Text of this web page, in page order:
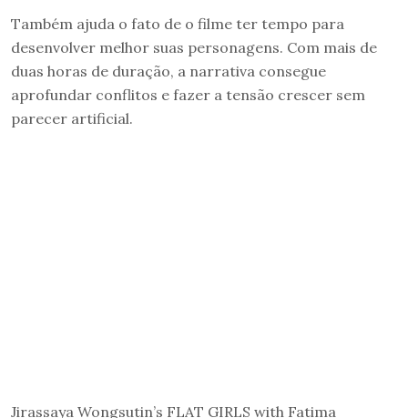
Também ajuda o fato de o filme ter tempo para
desenvolver melhor suas personagens. Com mais de
duas horas de duração, a narrativa consegue
aprofundar conflitos e fazer a tensão crescer sem
parecer artificial.
Jirassaya Wongsutin’s FLAT GIRLS with Fatima